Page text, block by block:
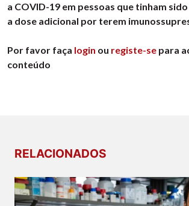
a COVID-19 em pessoas que tinham
a dose adicional por terem
Por favor faça login ou registe-se para
conteúdo
RELACIONADOS